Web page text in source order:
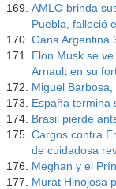
AMLO brinda
Puebla, falleció
Gana Argentina
Elon Musk se
Arnault en su
Miguel
España termina
Brasil pierde
Cargos contra
de cuidadosa
Meghan y el
Murat Hinojosa